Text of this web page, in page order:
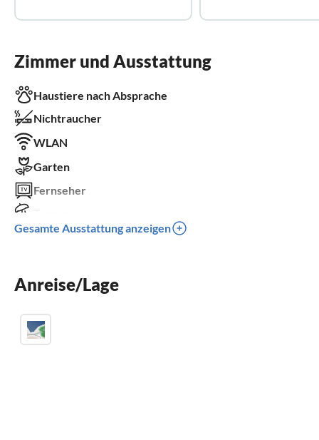
Zimmer und Ausstattung
Haustiere nach Absprache
Nichtraucher
WLAN
Garten
Fernseher
Spülmaschine
Kamin
Gesamte Ausstattung anzeigen
Anreise/Lage